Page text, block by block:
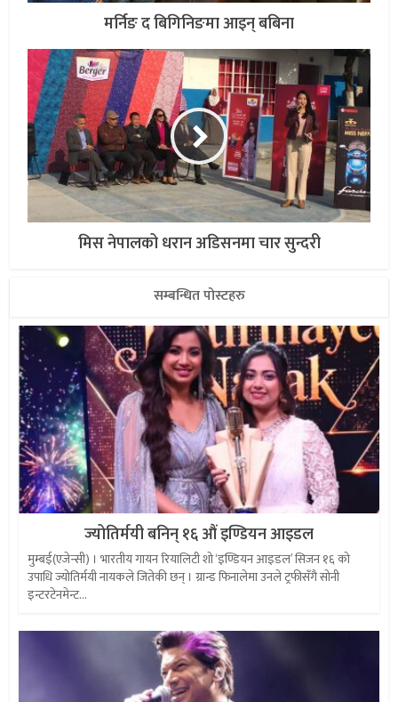
मर्निङ द बिगिनिङमा आइन् बबिना
मिस नेपालको धरान अडिसनमा चार सुन्दरी
सम्बन्धित पोस्टहरु
ज्योतिर्मयी बनिन् १६ औं इण्डियन आइडल
मुम्बई(एजेन्सी) । भारतीय गायन रियालिटी शो ‘इण्डियन आइडल’ सिजन १६ को
उपाधि ज्योतिर्मयी नायकले जितेकी छन् । ग्रान्ड फिनालेमा उनले ट्रफीसँगै सोनी
इन्टरटेनमेन्ट...